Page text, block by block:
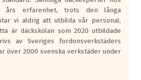
delas ut för
lastbilar.
test där däcken
väg där det ligger
på
erfarenhet, trots den långa
vi aldrig att utbilda vår personal,
är däckskolan som 2020 utbildade
av Sveriges fordonsverkstäders
över 2000 svenska verkstäder under